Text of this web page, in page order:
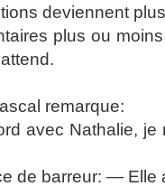
deviennent
plus ou
remarque:
avec Nathalie, je
de barreur: — Elle